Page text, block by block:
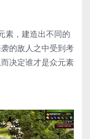
素，建造出不同的
的敌人之中受到考
决定谁才是众元素